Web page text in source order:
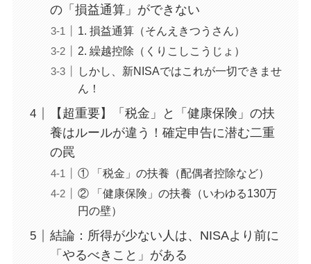
の「損益通算」ができない
1. 損益通算（そんえきつうさん）
2. 繰越控除（くりこしこうじょ）
しかし、新NISAではこれが一切できませ
ん！
【超重要】「税金」と「健康保険」の扶
養はルールが違う！確定申告に潜む二重
の罠
① 「税金」の扶養（配偶者控除など）
② 「健康保険」の扶養（いわゆる130万
円の壁）
結論：所得が少ない人は、NISAより前に
「やるべきこと」がある